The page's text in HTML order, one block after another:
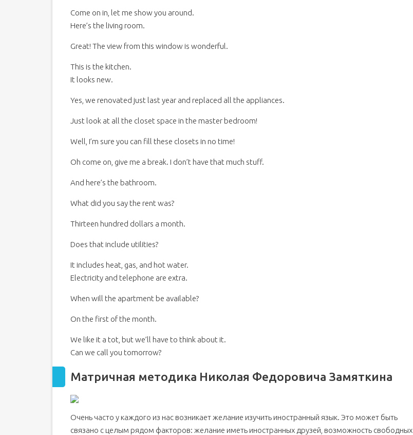
Come on in, let me show you around.
Here’s the living room.
Great! The view from this window is wonderful.
This is the kitchen.
It looks new.
Yes, we renovated just last year and replaced all the appliances.
Just look at all the closet space in the master bedroom!
Well, I’m sure you can fill these closets in no time!
Oh come on, give me a break. I don’t have that much stuff.
And here’s the bathroom.
What did you say the rent was?
Thirteen hundred dollars a month.
Does that include utilities?
It includes heat, gas, and hot water.
Electricity and telephone are extra.
When will the apartment be available?
On the first of the month.
We like it a tot, but we’ll have to think about it.
Can we call you tomorrow?
Матричная методика Николая Федоровича Замяткина
Очень часто у каждого из нас возникает желание изучить иностранный язык. Это может быть
связано с целым рядом факторов: желание иметь иностранных друзей, возможность свободных